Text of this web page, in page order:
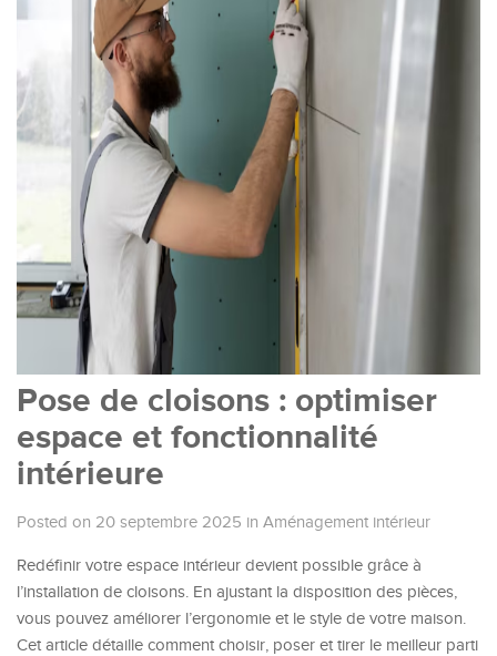
Pose de cloisons : optimiser
espace et fonctionnalité
intérieure
Posted on 20 septembre 2025 in Aménagement intérieur
Redéfinir votre espace intérieur devient possible grâce à
l’installation de cloisons. En ajustant la disposition des pièces,
vous pouvez améliorer l’ergonomie et le style de votre maison.
Cet article détaille comment choisir, poser et tirer le meilleur parti